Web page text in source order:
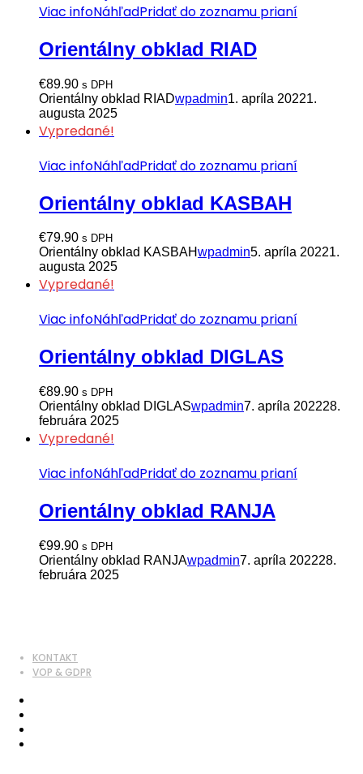
Viac infoNáhľadPridať do zoznamu prianí
Orientálny obklad RIAD
€89.90 s DPH
Orientálny obklad RIADwpadmin1. apríla 20221.
augusta 2025
Vypredané!
Viac infoNáhľadPridať do zoznamu prianí
Orientálny obklad KASBAH
€79.90 s DPH
Orientálny obklad KASBAHwpadmin5. apríla 20221.
augusta 2025
Vypredané!
Viac infoNáhľadPridať do zoznamu prianí
Orientálny obklad DIGLAS
€89.90 s DPH
Orientálny obklad DIGLASwpadmin7. apríla 202228.
februára 2025
Vypredané!
Viac infoNáhľadPridať do zoznamu prianí
Orientálny obklad RANJA
€99.90 s DPH
Orientálny obklad RANJAwpadmin7. apríla 202228.
februára 2025
KONTAKT
VOP & GDPR